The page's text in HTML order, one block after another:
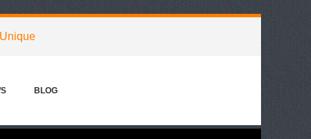
Unique
BLOG